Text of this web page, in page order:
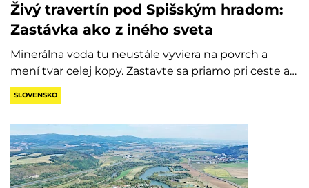
Živý travertín pod Spišským hradom:
Zastávka ako z iného sveta
Minerálna voda tu neustále vyviera na povrch a
mení tvar celej kopy. Zastavte sa priamo pri ceste a…
SLOVENSKO